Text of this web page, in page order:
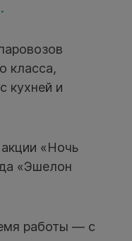
класса,
кухней и
«Ночь
«Эшелон
работы — с